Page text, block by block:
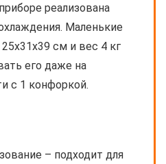
реализована
Маленькие
см и вес 4 кг
его даже на
с 1 конфоркой.
– подходит для